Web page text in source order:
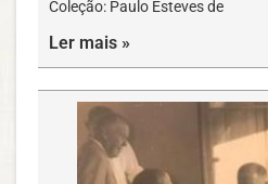
Coleção: Paulo Esteves de
Ler mais »